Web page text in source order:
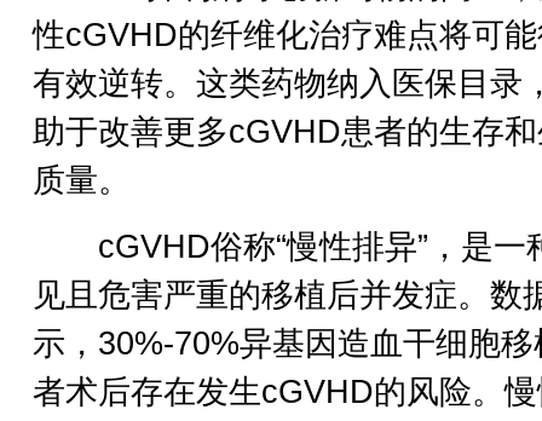
性cGVHD的纤维化治疗难点将可
有效逆转。这类药物纳入医保目录
助于改善更多cGVHD患者的生存
质量。
cGVHD俗称“慢性排异”，是一
见且危害严重的移植后并发症。数
示，30%-70%异基因造血干细胞移
者术后存在发生cGVHD的风险。